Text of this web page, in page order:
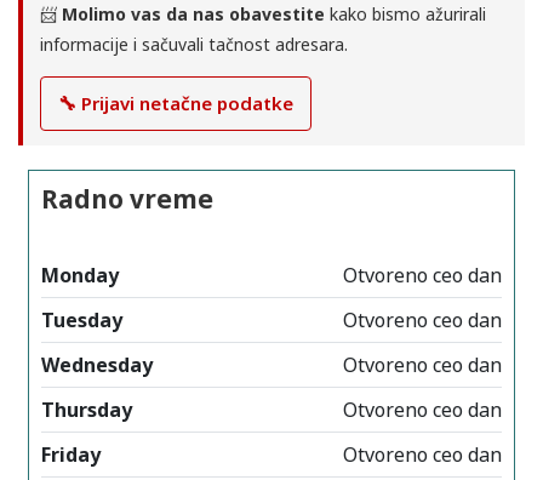
📨 Molimo vas da nas obavestite kako bismo ažurirali
informacije i sačuvali tačnost adresara.
🔧 Prijavi netačne podatke
Radno vreme
Monday
Otvoreno ceo dan
Tuesday
Otvoreno ceo dan
Wednesday
Otvoreno ceo dan
Thursday
Otvoreno ceo dan
Friday
Otvoreno ceo dan